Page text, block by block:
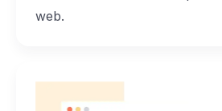
web.